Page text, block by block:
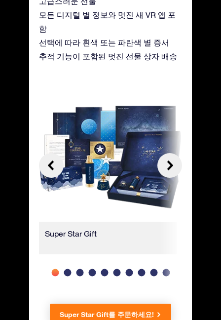
모든 디지털 별 정보와 멋진 새 VR 앱 포
함
선택에 따라 흰색 또는 파란색 별 증서
추적 기능이 포함된 멋진 선물 상자 배송
Super Star Gift
Super Star Gift를 주문하세요!